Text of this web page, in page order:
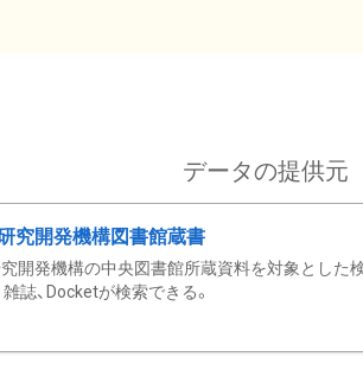
データの提供元
究開発機構図書館蔵書
開発機構の中央図書館所蔵資料を対象とした
雑誌、Docketが検索できる。